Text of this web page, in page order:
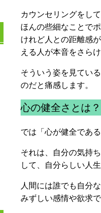
カウンセリングをし
ほんの些細なことで
けれど人との距離感
える人が本音をさら
そういう姿を見てい
のだと痛感します。
心の健全さとは？
では「心が健全であ
それは、自分の気持
して、自分らしい人
人間には誰でも自分
みずしい感情や欲求